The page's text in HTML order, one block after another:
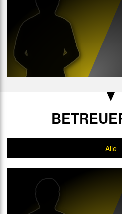
Alle
Trainer